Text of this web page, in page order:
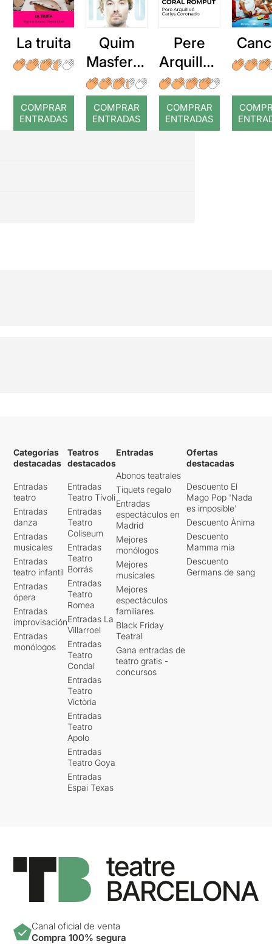
La truita
COMPRAR
ENTRADAS
Quim
Masferre
r: Temps
COMPRAR
ENTRADAS
Pere
Arquillué
: Coral
romput
COMPRAR
ENTRADAS
Categorías
destacadas
Entradas
teatro
Entradas
danza
Entradas
musicales
Entradas
teatro infantil
Entradas
ópera
Entradas
improvisación
Entradas
monólogos
Teatros
destacados
Entradas
Teatro Tívoli
Entradas
Teatro
Coliseum
Entradas
Teatro
Borrás
Entradas
Teatro
Romea
Entradas La
Villarroel
Entradas
Teatro
Condal
Entradas
Teatro
Victòria
Entradas
Teatro
Apolo
Entradas
Teatro Goya
Entradas
Espai Texas
Entradas
Abonos teatrales
Tiquets regalo
Entradas
espectáculos en
Madrid
Mejores
monólogos
Mejores
musicales
Mejores
espectáculos
familiares
Black Friday
Teatral
Gana entradas de
teatro gratis -
concursos
Ofertas
destacadas
Descuento El
Mago Pop 'Nada
es imposible'
Descuento Ànima
Descuento
Mamma mia
Descuento
Germans de sang
Canal oficial de venta
Compra 100% segura